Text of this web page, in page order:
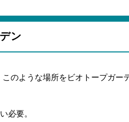
ン
のような場所をビオトープガー
必要。